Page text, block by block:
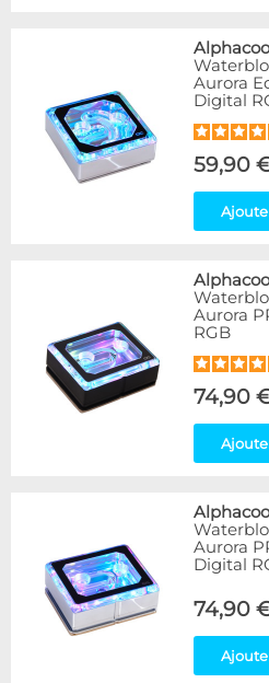
Aurora
Digital
59,90
Aurora
RGB
74,90
Aurora
Digital
74,90